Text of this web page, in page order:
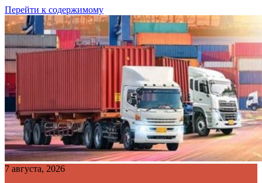
Перейти к содержимому
7 августа, 2026